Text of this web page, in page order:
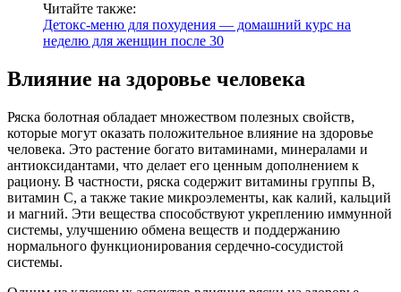
Читайте также:
Детокс-меню для похудения — домашний курс на
неделю для женщин после 30
Влияние на здоровье человека
Ряска болотная обладает множеством полезных свойств,
которые могут оказать положительное влияние на здоровье
человека. Это растение богато витаминами, минералами и
антиоксидантами, что делает его ценным дополнением к
рациону. В частности, ряска содержит витамины группы B,
витамин C, а также такие микроэлементы, как калий, кальций
и магний. Эти вещества способствуют укреплению иммунной
системы, улучшению обмена веществ и поддержанию
нормального функционирования сердечно-сосудистой
системы.